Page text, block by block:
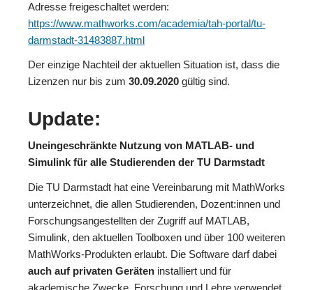
Adresse freigeschaltet werden:
https://www.mathworks.com/academia/tah-portal/tu-
darmstadt-31483887.html
Der einzige Nachteil der aktuellen Situation ist, dass die
Lizenzen nur bis zum 30.09.2020 gültig sind.
Update:
Uneingeschränkte Nutzung von MATLAB- und
Simulink für alle Studierenden der TU Darmstadt
Die TU Darmstadt hat eine Vereinbarung mit MathWorks
unterzeichnet, die allen Studierenden, Dozent:innen und
Forschungsangestellten der Zugriff auf MATLAB,
Simulink, den aktuellen Toolboxen und über 100 weiteren
MathWorks-Produkten erlaubt. Die Software darf dabei
auch auf privaten Geräten installiert und für
akademische Zwecke, Forschung und Lehre verwendet